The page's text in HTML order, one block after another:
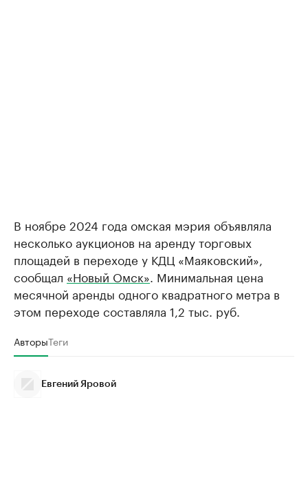
В ноябре 2024 года омская мэрия объявляла
несколько аукционов на аренду торговых
площадей в переходе у КДЦ «Маяковский»,
сообщал «Новый Омск». Минимальная цена
месячной аренды одного квадратного метра в
этом переходе составляла 1,2 тыс. руб.
АвторыТеги
Евгений Яровой